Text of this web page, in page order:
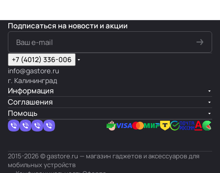
Подписаться на новости и акции
+7 (4012) 336-006
info@gastore.ru
г. Калининград
Информация
Соглашения
Помощь
2015-2026 © gastore.ru — магазин гаджетов и аксессуаров для
мобильных устройств